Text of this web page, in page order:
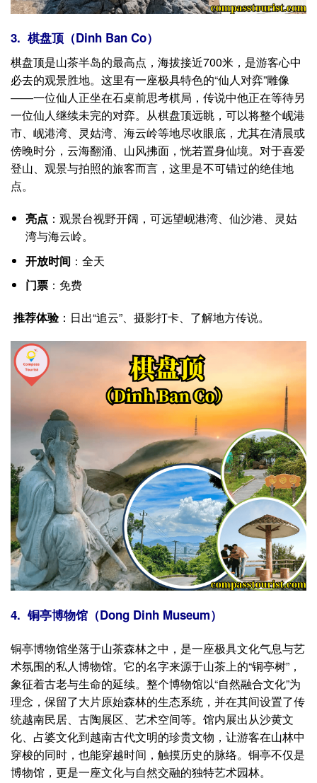
3. 棋盘顶（Dinh Ban Co）
棋盘顶是山茶半岛的最高点 ，海拔接近700米，是游客心中
必去的观景胜地。这里有一座极具特色的“仙人对弈”雕像
——一位仙人正坐在石桌前思考棋局，传说中他正在等待另
一位仙人继续未完的对弈。从棋盘顶远眺，可以将整个岘港
市、岘港湾、灵姑湾、海云岭等地尽收眼底，尤其在清晨或
傍晚时分，云海翻涌、山风拂面，恍若置身仙境。对于喜爱
登山、观景与拍照的旅客而言，这里是不可错过的绝佳地
点。
亮点 ：观景台视野开阔，可远望岘港湾、仙沙港、灵姑
湾与海云岭。
开放时间：全天
门票：免费
推荐体验：日出“追云”、摄影打卡、了解地方传说。
4. 铜亭博物馆（Dong Dinh Museum）
铜亭博物馆坐落于山茶森林之中，是一座极具文化气息与艺
术氛围的私人博物馆。它的名字来源于山茶上的“铜亭树”，
象征着古老与生命的延续。整个博物馆以“自然融合文化”为
理念，保留了大片原始森林的生态系统，并在其间设置了传
统越南民居、古陶展区、艺术空间等。馆内展出从沙黄文
化、占婆文化到越南古代文明的珍贵文物，让游客在山林中
穿梭的同时，也能穿越时间，触摸历史的脉络。铜亭不仅是
博物馆，更是一座文化与自然交融的独特艺术园林。